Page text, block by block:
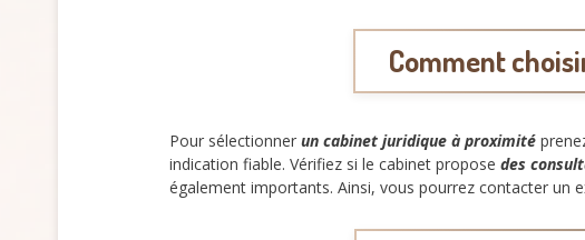
Comment
Pour sélectionner un cabinet juridique à proximité
indication fiable. Vérifiez si le cabinet propose des
également importants. Ainsi, vous pourrez contacter un